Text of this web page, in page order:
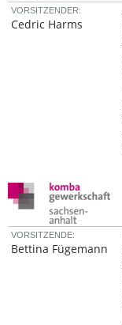
VORSITZENDER:
Cedric Harms
VORSITZENDE:
Bettina Fügemann